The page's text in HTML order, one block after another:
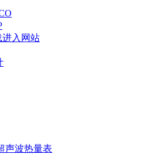
进入网站
声波热量表